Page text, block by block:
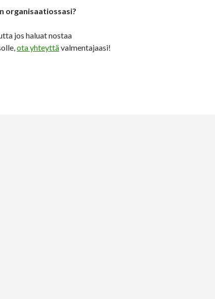
organisaatiossasi?
jos haluat nostaa
ota yhteyttävalmentajaasi!